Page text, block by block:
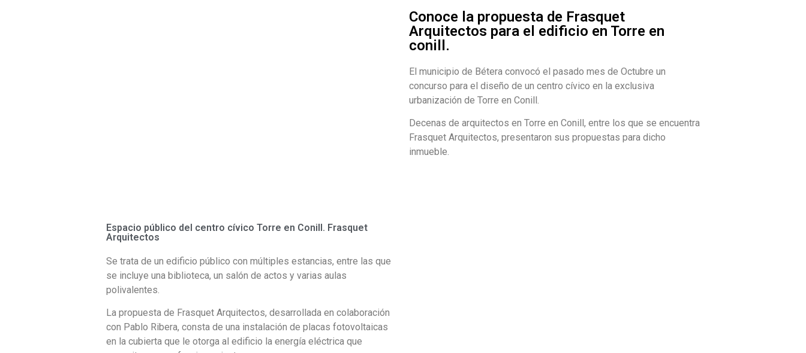
Espacio público del centro cívico Torre en Conill. Frasquet
Arquitectos
Conoce la propuesta de Frasquet
Arquitectos para el edificio en Torre en
conill.
El municipio de Bétera convocó el pasado mes de Octubre un
concurso para el diseño de un centro cívico en la exclusiva
urbanización de Torre en Conill.
Decenas de arquitectos en Torre en Conill, entre los que se encuentra
Frasquet Arquitectos, presentaron sus propuestas para dicho
inmueble.
Se trata de un edificio público con múltiples estancias, entre las que
se incluye una biblioteca, un salón de actos y varias aulas
polivalentes.
La propuesta de Frasquet Arquitectos, desarrollada en colaboración
con Pablo Ribera, consta de una instalación de placas fotovoltaicas
en la cubierta que le otorga al edificio la energía eléctrica que